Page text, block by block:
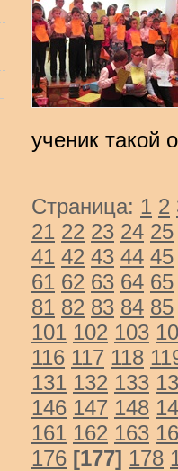
ученик такой
Страница: 1 2
21 22 23 24 25
41 42 43 44 45
61 62 63 64 65
81 82 83 84 85
101 102 103
116 117 118
131 132 133
146 147 148
161 162 163
176 [177] 178